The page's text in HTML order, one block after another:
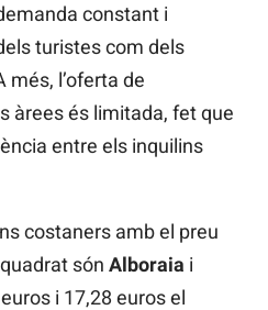
constant i
turistes com dels
l’oferta de
àrees és limitada, fet que
entre els inquilins
costaners amb el preu
són Alboraia i
i 17,28 euros el